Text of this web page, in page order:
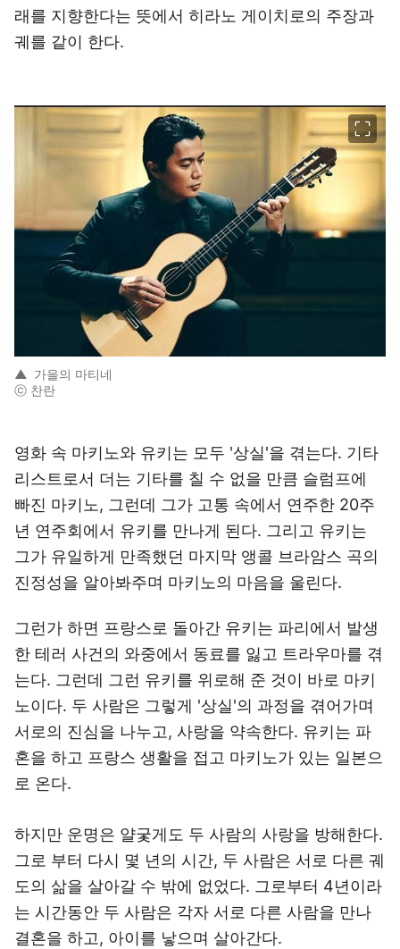
래를 지향한다는 뜻에서 히라노 게이치로의 주장과
궤를 같이 한다.
▲ 가을의 마티네
ⓒ 찬란
영화 속 마키노와 유키는 모두 '상실'을 겪는다. 기타
리스트로서 더는 기타를 칠 수 없을 만큼 슬럼프에
빠진 마키노, 그런데 그가 고통 속에서 연주한 20주
년 연주회에서 유키를 만나게 된다. 그리고 유키는
그가 유일하게 만족했던 마지막 앵콜 브라암스 곡의
진정성을 알아봐주며 마키노의 마음을 울린다.
그런가 하면 프랑스로 돌아간 유키는 파리에서 발생
한 테러 사건의 와중에서 동료를 잃고 트라우마를 겪
는다. 그런데 그런 유키를 위로해 준 것이 바로 마키
노이다. 두 사람은 그렇게 '상실'의 과정을 겪어가며
서로의 진심을 나누고, 사랑을 약속한다. 유키는 파
혼을 하고 프랑스 생활을 접고 마키노가 있는 일본으
로 온다.
하지만 운명은 얄궃게도 두 사람의 사랑을 방해한다.
그로 부터 다시 몇 년의 시간, 두 사람은 서로 다른 궤
도의 삶을 살아갈 수 밖에 없었다. 그로부터 4년이라
는 시간동안 두 사람은 각자 서로 다른 사람을 만나
결혼을 하고, 아이를 낳으며 살아간다.